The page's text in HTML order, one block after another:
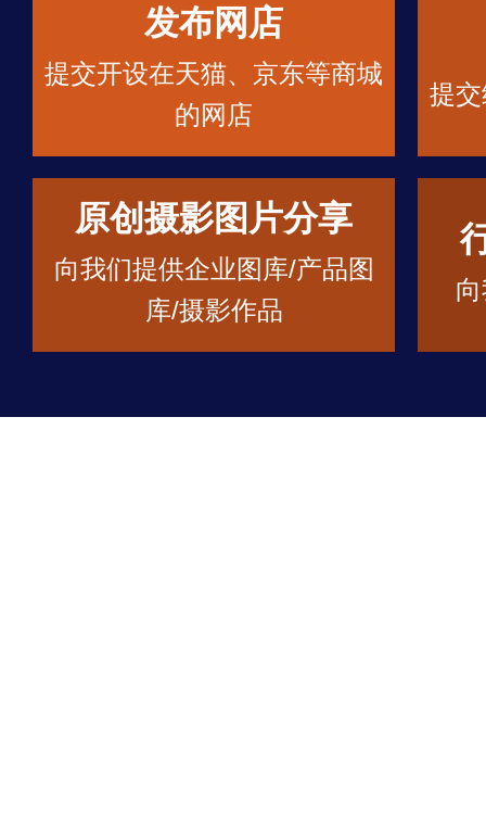
发布网店
提交开设在天猫、京东等商城
的网店
提
原创摄影图片分享
向我们提供企业图库/产品图
库/摄影作品